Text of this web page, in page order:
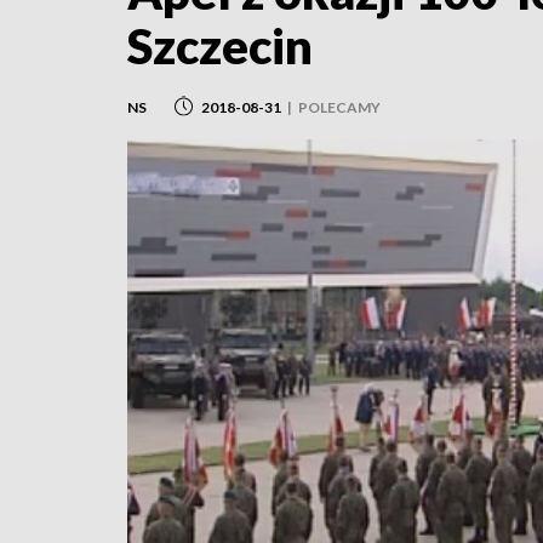
Szczecin
NS 2018-08-31 | POLECAMY